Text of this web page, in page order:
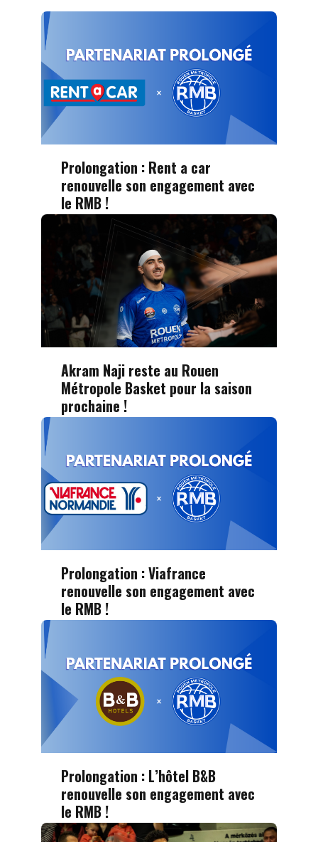
Prolongation : Rent a car
renouvelle son engagement avec
le RMB !
Akram Naji reste au Rouen
Métropole Basket pour la saison
prochaine !
Prolongation : Viafrance
renouvelle son engagement avec
le RMB !
Prolongation : L’hôtel B&B
renouvelle son engagement avec
le RMB !